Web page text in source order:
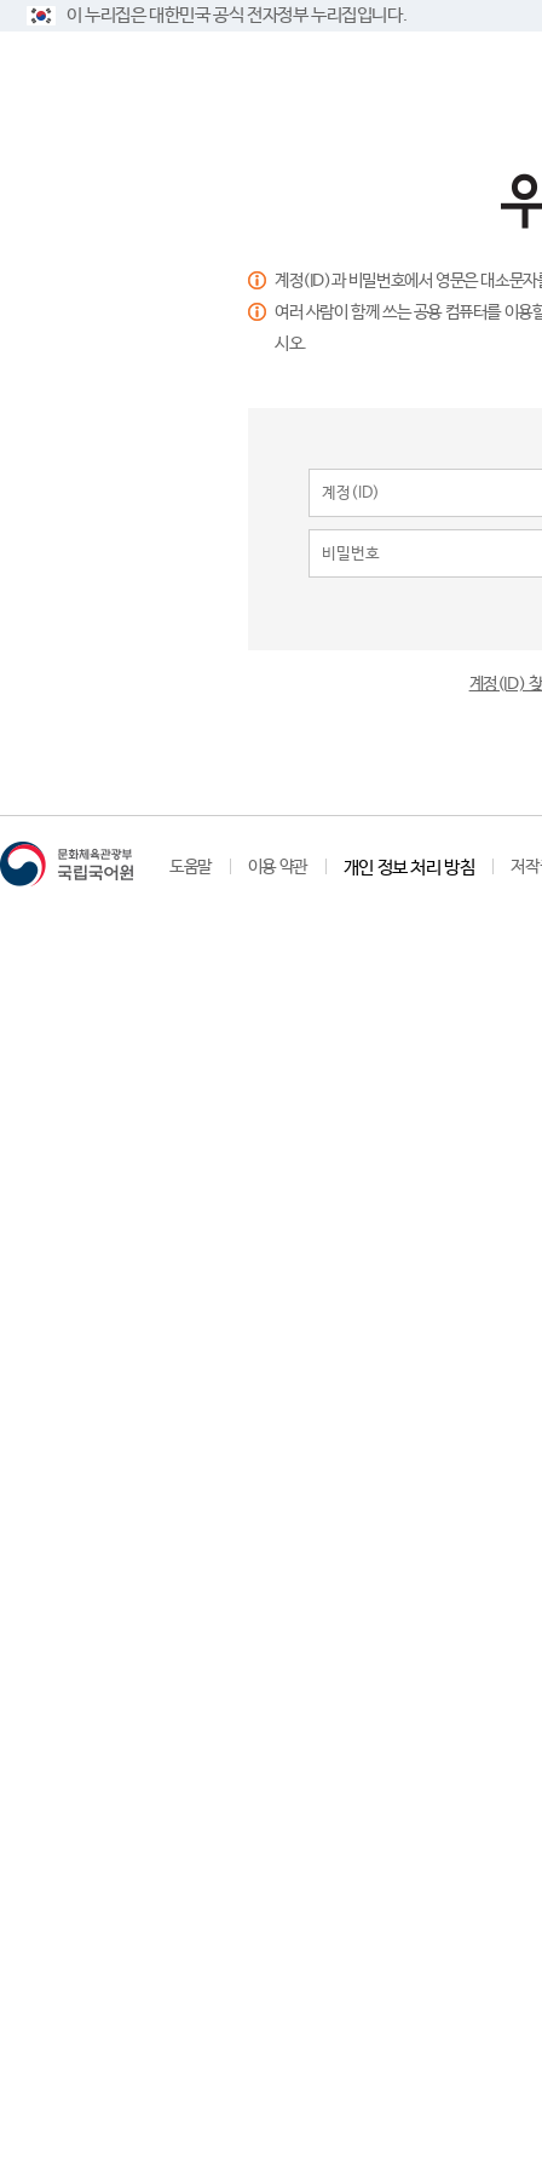
이 누리집은 대한민국 공식 전자정부 누리집입니다.
계정(ID)과 비밀번호에서 영문은 대소문
여러 사람이 함께 쓰는 공용 컴퓨터를 이
시오.
계정(ID)
도움말 이용 약관 개인 정보 처리 방침 저